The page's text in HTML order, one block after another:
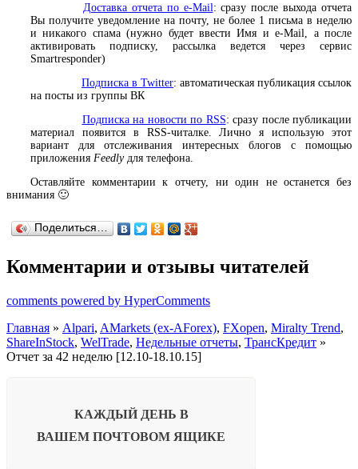
Доставка отчета по e-Mail : сразу после выхода отчета
Вы получите уведомление на почту, не более 1 письма в неделю
и никакого спама (нужно будет ввести Имя и e-Mail, а после
активировать подписку, рассылка ведется через сервис
Smartresponder)
Подписка в Twitter: автоматическая публикация ссылок
на посты из группы ВК
Подписка на новости по RSS: сразу после публикации
материал появится в RSS-читалке. Лично я использую этот
вариант для отслеживания интересных блогов с помощью
приложения Feedlyдля телефона.
Оставляйте комментарии к отчету, ни один не останется без
внимания 🙂
Поделиться…
Комментарии и отзывы читателей
comments powered by HyperComments
Главная » Alpari, AMarkets (ex-AForex), FXopen, Miralty Trend,
ShareInStock, WelTrade, Недельные отчеты, ТрансКредит »
Отчет за 42 неделю [12.10-18.10.15]
КАЖДЫЙ ДЕНЬ В
ВАШЕМ ПОЧТОВОМ ЯЩИКЕ